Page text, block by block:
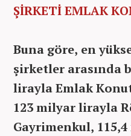
ŞİRKETİ EMLAK
Buna göre, en
şirketler arasında
lirayla Emlak
123 milyar lirayla
Gayrimenkul,